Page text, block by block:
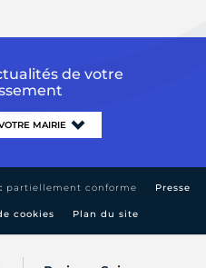
de votre
partiellement conforme Presse
cookies Plan du site